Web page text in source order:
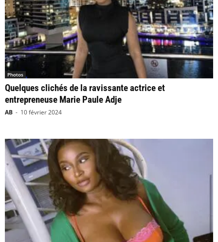
Photos
Quelques clichés de la ravissante actrice et
entrepreneuse Marie Paule Adje
AB - 10 février 2024